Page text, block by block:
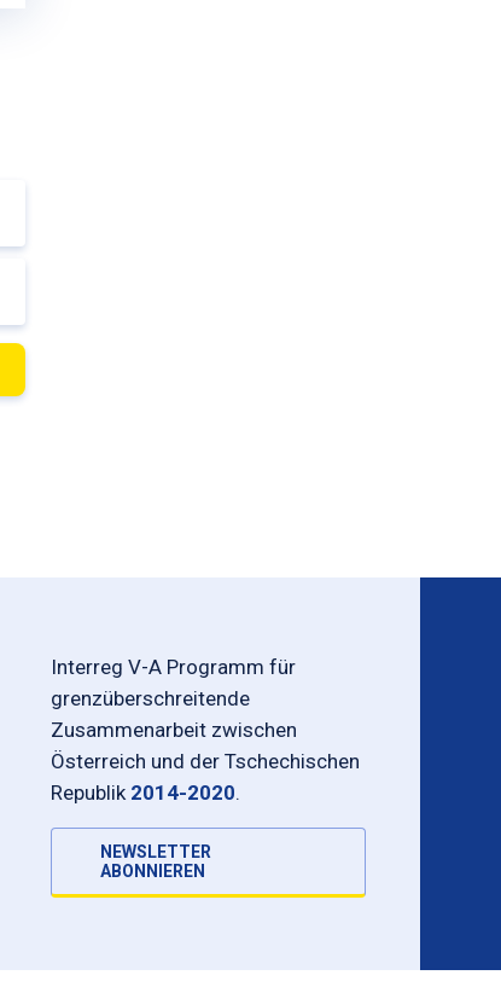
Interreg V-A Programm für
grenzüberschreitende
Zusammenarbeit zwischen
Österreich und der Tschechischen
Republik 2014-2020.
NEWSLETTER
ABONNIEREN